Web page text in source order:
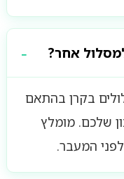
אחר?
בקרן בהתאם
שלכם. מומלץ
המעבר.